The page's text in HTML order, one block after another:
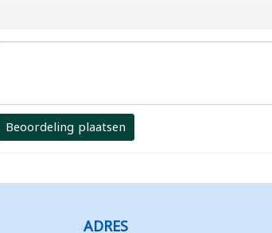
Beoordeling plaatsen
ADRES